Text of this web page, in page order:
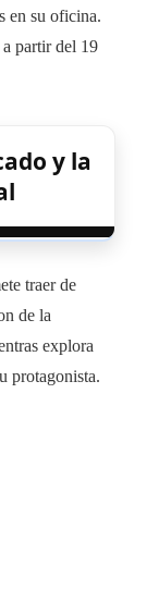
en su oficina.
partir del 19
y la
traer de
de la
explora
protagonista.